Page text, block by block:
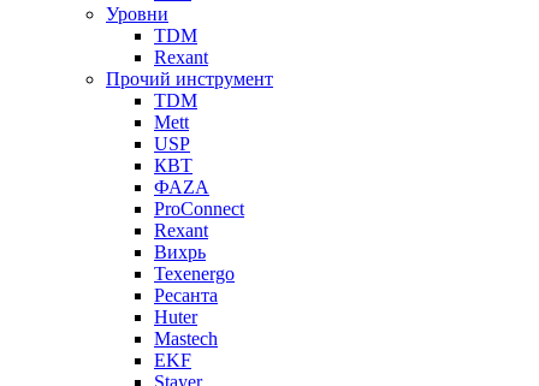
Уровни
TDM
Rexant
Прочий инструмент
TDM
Mett
USP
КВТ
ФАZА
ProConnect
Rexant
Вихрь
Texenergo
Ресанта
Huter
Mastech
EKF
Stayer